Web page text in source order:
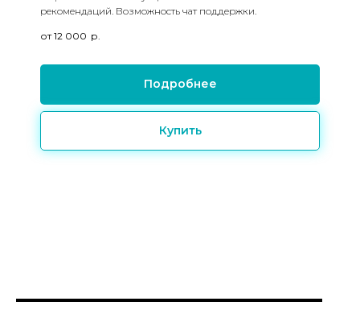
рекомендаций. Возможность чат поддержки.
от 12 000 р.
Подробнее
Купить